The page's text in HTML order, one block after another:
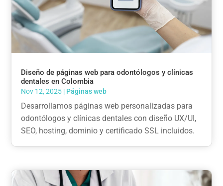
Diseño de páginas web para odontólogos y clínicas
dentales en Colombia
Nov 12, 2025 | Páginas web
Desarrollamos páginas web personalizadas para
odontólogos y clínicas dentales con diseño UX/UI,
SEO, hosting, dominio y certificado SSL incluidos.